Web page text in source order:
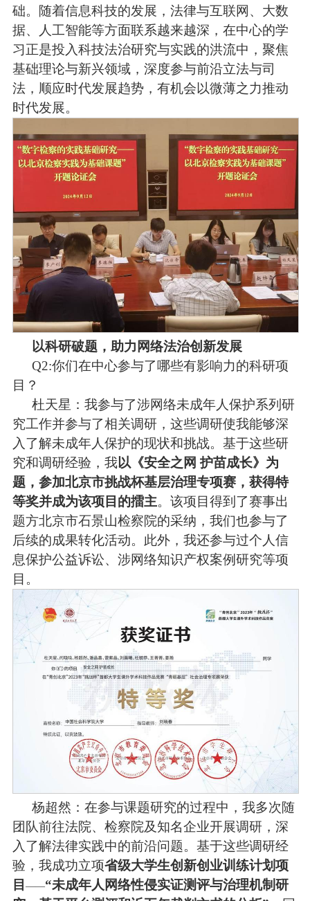
础。随着信息科技的发展，法律与互联网、大数
据、人工智能等方面联系越来越深，在中心的学
习正是投入科技法治研究与实践的洪流中，聚焦
基础理论与新兴领域，深度参与前沿立法与司
法，顺应时代发展趋势，有机会以微薄之力推动
时代发展。
以科研破题，助力网络法治创新发展
Q2:你们在中心参与了哪些有影响力的科研项
目？
杜天星：我参与了涉网络未成年人保护系列研
究工作并参与了相关调研，这些调研使我能够深
入了解未成年人保护的现状和挑战。基于这些研
究和调研经验，我以《安全之网 护苗成长》为
题，参加北京市挑战杯基层治理专项赛，获得特
等奖并成为该项目的擂主。该项目得到了赛事出
题方北京市石景山检察院的采纳，我们也参与了
后续的成果转化活动。此外，我还参与过个人信
息保护公益诉讼、涉网络知识产权案例研究等项
目。
杨超然： 在参与课题研究的过程中，我多次随
团队前往法院、检察院及知名企业开展调研，深
入了解法律实践中的前沿问题。基于这些调研经
验，我成功立项省级大学生创新创业训练计划项
目 ——“未成年人网络性侵实证测评与治理机制研